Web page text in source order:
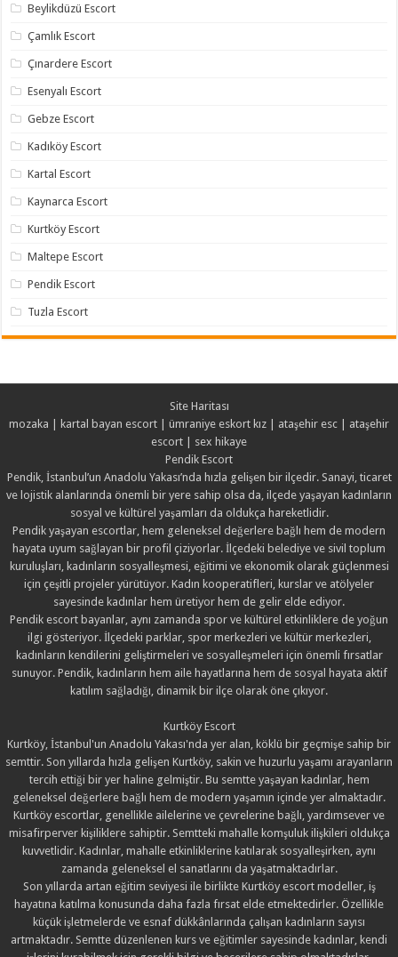
Beylikdüzü Escort
Çamlık Escort
Çınardere Escort
Esenyalı Escort
Gebze Escort
Kadıköy Escort
Kartal Escort
Kaynarca Escort
Kurtköy Escort
Maltepe Escort
Pendik Escort
Tuzla Escort
Site Haritası
mozaka
kartal bayan escort ümraniye eskort kız ataşehir esc
ataşehir
escort
sex hikaye
Pendik Escort
Pendik, İstanbul’un Anadolu Yakası’nda hızla gelişen bir ilçedir. Sanayi, ticaret
ve lojistik alanlarında önemli bir yere sahip olsa da, ilçede yaşayan kadınların
sosyal ve kültürel yaşamları da oldukça hareketlidir.
Pendik yaşayan escortlar, hem geleneksel değerlere bağlı hem de modern
hayata uyum sağlayan bir profil çiziyorlar. İlçedeki belediye ve sivil toplum
kuruluşları, kadınların sosyalleşmesi, eğitimi ve ekonomik olarak güçlenmesi
için çeşitli projeler yürütüyor. Kadın kooperatifleri, kurslar ve atölyeler
sayesinde kadınlar hem üretiyor hem de gelir elde ediyor.
Pendik escort bayanlar, aynı zamanda spor ve kültürel etkinliklere de yoğun
ilgi gösteriyor. İlçedeki parklar, spor merkezleri ve kültür merkezleri,
kadınların kendilerini geliştirmeleri ve sosyalleşmeleri için önemli fırsatlar
sunuyor. Pendik, kadınların hem aile hayatlarına hem de sosyal hayata aktif
katılım sağladığı, dinamik bir ilçe olarak öne çıkıyor.
Kurtköy Escort
Kurtköy, İstanbul'un Anadolu Yakası'nda yer alan, köklü bir geçmişe sahip bir
semttir. Son yıllarda hızla gelişen Kurtköy, sakin ve huzurlu yaşamı arayanların
tercih ettiği bir yer haline gelmiştir. Bu semtte yaşayan kadınlar, hem
geleneksel değerlere bağlı hem de modern yaşamın içinde yer almaktadır.
Kurtköy escortlar, genellikle ailelerine ve çevrelerine bağlı, yardımsever ve
misafirperver kişiliklere sahiptir. Semtteki mahalle komşuluk ilişkileri oldukça
kuvvetlidir. Kadınlar, mahalle etkinliklerine katılarak sosyalleşirken, aynı
zamanda geleneksel el sanatlarını da yaşatmaktadırlar.
Son yıllarda artan eğitim seviyesi ile birlikte Kurtköy escort modeller, iş
hayatına katılma konusunda daha fazla fırsat elde etmektedirler. Özellikle
küçük işletmelerde ve esnaf dükkânlarında çalışan kadınların sayısı
artmaktadır. Semtte düzenlenen kurs ve eğitimler sayesinde kadınlar, kendi